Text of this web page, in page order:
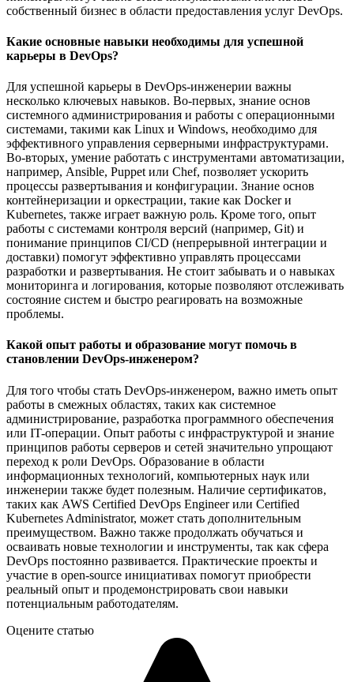
собственный бизнес в области предоставления услуг DevOps.
Какие основные навыки необходимы для успешной
карьеры в DevOps?
Для успешной карьеры в DevOps-инженерии важны
несколько ключевых навыков. Во-первых, знание основ
системного администрирования и работы с операционными
системами, такими как Linux и Windows, необходимо для
эффективного управления серверными инфраструктурами.
Во-вторых, умение работать с инструментами автоматизации,
например, Ansible, Puppet или Chef, позволяет ускорить
процессы развертывания и конфигурации. Знание основ
контейнеризации и оркестрации, такие как Docker и
Kubernetes, также играет важную роль. Кроме того, опыт
работы с системами контроля версий (например, Git) и
понимание принципов CI/CD (непрерывной интеграции и
доставки) помогут эффективно управлять процессами
разработки и развертывания. Не стоит забывать и о навыках
мониторинга и логирования, которые позволяют отслеживать
состояние систем и быстро реагировать на возможные
проблемы.
Какой опыт работы и образование могут помочь в
становлении DevOps-инженером?
Для того чтобы стать DevOps-инженером, важно иметь опыт
работы в смежных областях, таких как системное
администрирование, разработка программного обеспечения
или IT-операции. Опыт работы с инфраструктурой и знание
принципов работы серверов и сетей значительно упрощают
переход к роли DevOps. Образование в области
информационных технологий, компьютерных наук или
инженерии также будет полезным. Наличие сертификатов,
таких как AWS Certified DevOps Engineer или Certified
Kubernetes Administrator, может стать дополнительным
преимуществом. Важно также продолжать обучаться и
осваивать новые технологии и инструменты, так как сфера
DevOps постоянно развивается. Практические проекты и
участие в open-source инициативах помогут приобрести
реальный опыт и продемонстрировать свои навыки
потенциальным работодателям.
Оцените статью